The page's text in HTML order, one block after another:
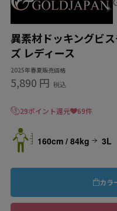
異素材ドッキングビ
ズ レディース
2025年春夏販売価格
5,890 円 税込
29ポイント還元 69件
160cm / 84kg 3L
カラ